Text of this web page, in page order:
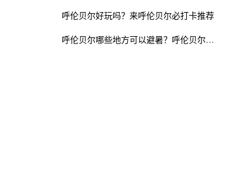
呼伦贝尔好玩吗？来呼伦贝尔必打卡推荐
呼伦贝尔哪些地方可以避暑？呼伦贝尔夏季避暑胜地推荐